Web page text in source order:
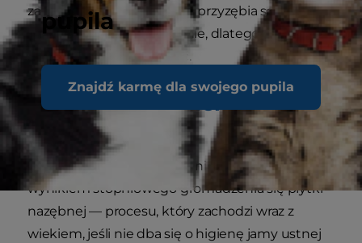
pupila
Znajdź karmę dla swojego pupila
zapalenie dziąseł i choroba przyzębia są często
błędnie używane zamiennie, dlatego ważne jest,
aby je od siebie odróżniać.
Przyczyny zapalenia dziąseł
u kotów
U większości kotów zapalenie dziąseł jest
wynikiem stopniowego gromadzenia się płytki
nazębnej — procesu, który zachodzi wraz z
wiekiem, jeśli nie dba się o higienę jamy ustnej